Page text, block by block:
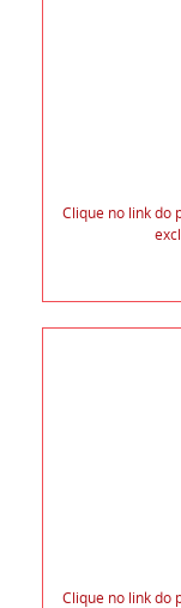
Clique no link do
Clique no link do